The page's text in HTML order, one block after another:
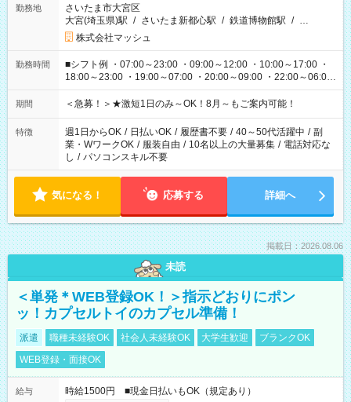
勤務地
さいたま市大宮区
大宮(埼玉県)駅 / さいたま新都心駅 / 鉄道博物館駅 / …
株式会社マッシュ
勤務時間
■シフト例 ・07:00～23:00 ・09:00～12:00 ・10:00～17:00 ・
18:00～23:00 ・19:00～07:00 ・20:00～09:00 ・22:00～06:00
etc ★最短3時間で5,120円のお仕事から／15時間で2万円近く稼
げるお仕事も！ ご希望のお時間に合わせてご紹介！ ※シフトは
ください！
期間 ＜急募！＞★激短1日のみ～OK！8月～もご案内可能！
特徴 週1日からOK / 日払いOK / 履歴書不要 / 40～50代活躍中 / 副
業・WワークOK / 服装自由 / 10名以上の大量募集 / 電話対応な
し / パソコンスキル不要
気になる！ 応募する 詳細へ
掲載日：2026.08.06
未読
＜単発＊WEB登録OK！＞指示どおりにポン
ッ！カプセルトイのカプセル準備！
派遣 職種未経験OK 社会人未経験OK 大学生歓迎
ブランクOK
WEB登録・面接OK
給与
時給1500円 ■現金日払いもOK（規定あり）